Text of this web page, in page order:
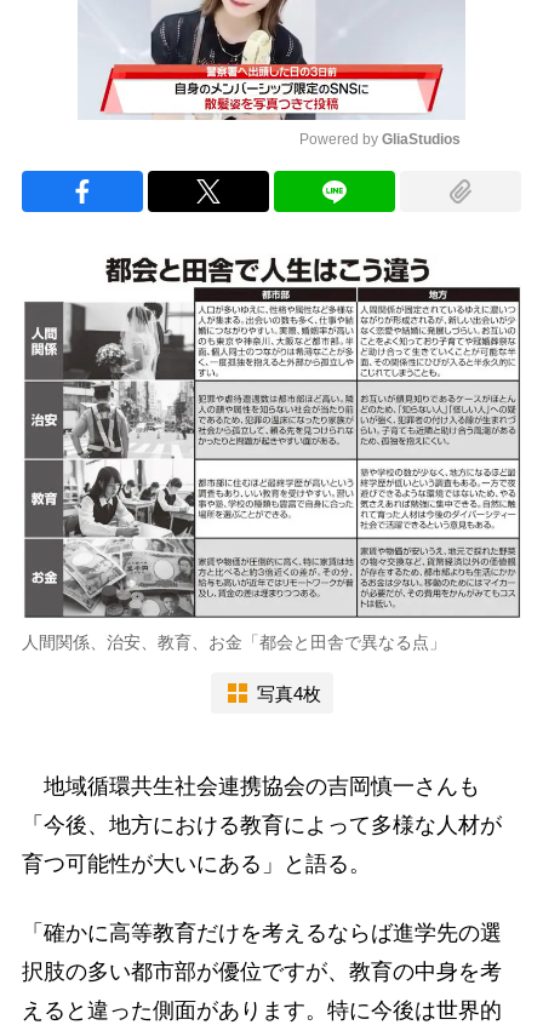
Powered by GliaStudios
人間関係、治安、教育、お金「都会と田舎で異なる点」
写真4枚
地域循環共生社会連携協会の吉岡慎一さんも
「今後、地方における教育によって多様な人材が
育つ可能性が大いにある」と語る。
「確かに高等教育だけを考えるならば進学先の選
択肢の多い都市部が優位ですが、教育の中身を考
えると違った側面があります。特に今後は世界的